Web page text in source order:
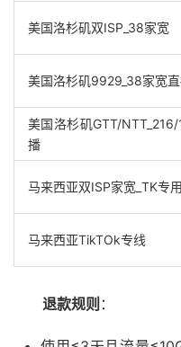
美国洛杉矶双ISP_38家宽
美国洛杉矶9929_38家宽
美国洛杉矶GTT/
播
马来西亚双ISP家宽_TK专用
马来西亚TikTOk专线
退款规则 ：